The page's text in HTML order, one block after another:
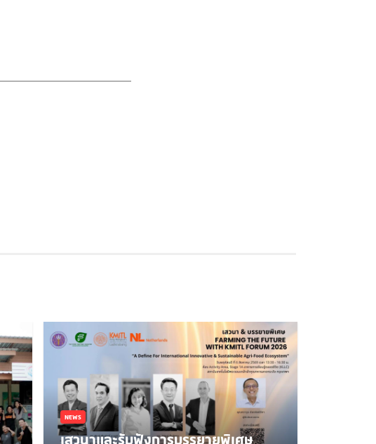
NEWS
เสวนาและรับฟังการบรรยายพิเศษ